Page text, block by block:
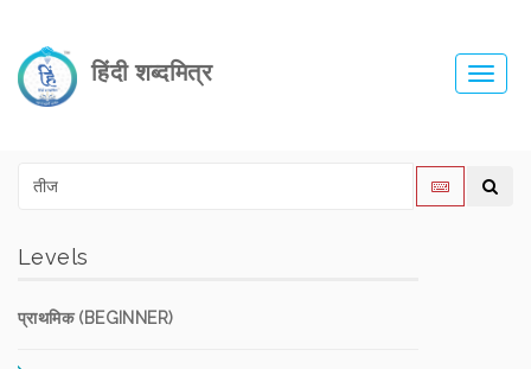
हिंदी शब्दमित्र
Levels
प्राथमिक (BEGINNER)